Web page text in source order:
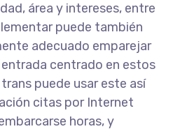
área y intereses, entre
puede también
adecuado emparejar
centrado en estos
puede usar este así
citas por Internet
horas, y